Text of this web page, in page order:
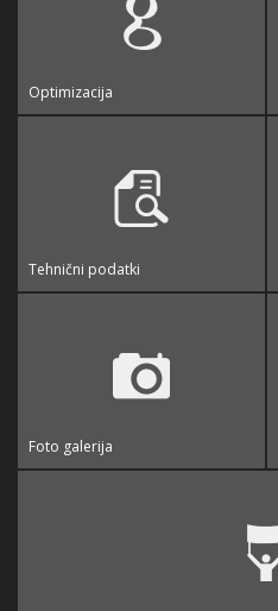
Optimizacija
Tehnični podatki
Foto galerija